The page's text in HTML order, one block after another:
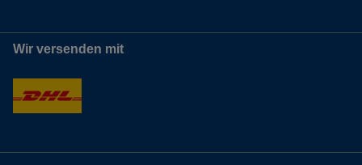
Wir versenden mit